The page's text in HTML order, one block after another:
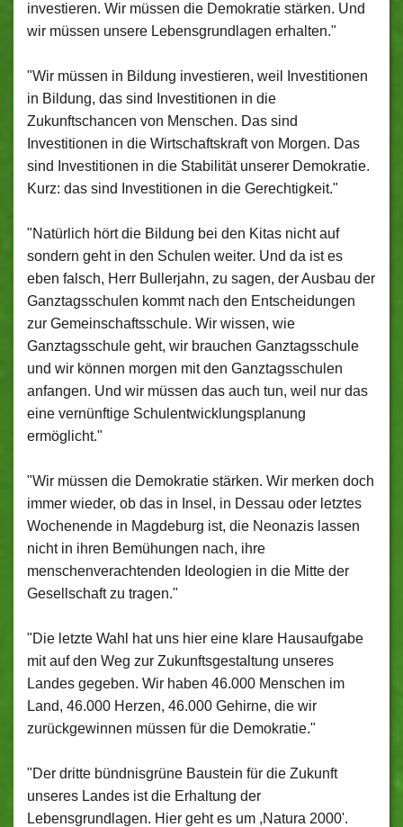
investieren. Wir müssen die Demokratie stärken. Und
wir müssen unsere Lebensgrundlagen erhalten."
"Wir müssen in Bildung investieren, weil Investitionen
in Bildung, das sind Investitionen in die
Zukunftschancen von Menschen. Das sind
Investitionen in die Wirtschaftskraft von Morgen. Das
sind Investitionen in die Stabilität unserer Demokratie.
Kurz: das sind Investitionen in die Gerechtigkeit."
"Natürlich hört die Bildung bei den Kitas nicht auf
sondern geht in den Schulen weiter. Und da ist es
eben falsch, Herr Bullerjahn, zu sagen, der Ausbau der
Ganztagsschulen kommt nach den Entscheidungen
zur Gemeinschaftsschule. Wir wissen, wie
Ganztagsschule geht, wir brauchen Ganztagsschule
und wir können morgen mit den Ganztagsschulen
anfangen. Und wir müssen das auch tun, weil nur das
eine vernünftige Schulentwicklungsplanung
ermöglicht."
"Wir müssen die Demokratie stärken. Wir merken doch
immer wieder, ob das in Insel, in Dessau oder letztes
Wochenende in Magdeburg ist, die Neonazis lassen
nicht in ihren Bemühungen nach, ihre
menschenverachtenden Ideologien in die Mitte der
Gesellschaft zu tragen."
"Die letzte Wahl hat uns hier eine klare Hausaufgabe
mit auf den Weg zur Zukunftsgestaltung unseres
Landes gegeben. Wir haben 46.000 Menschen im
Land, 46.000 Herzen, 46.000 Gehirne, die wir
zurückgewinnen müssen für die Demokratie."
"Der dritte bündnisgrüne Baustein für die Zukunft
unseres Landes ist die Erhaltung der
Lebensgrundlagen. Hier geht es um ,Natura 2000'.